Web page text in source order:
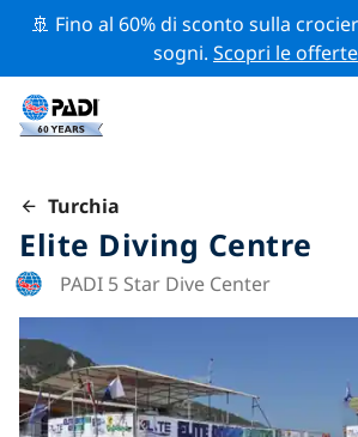
🚢 Fino al 60% di sconto sulla
sogni.Scopri le offerte
Turchia
Elite Diving Centre
PADI 5 Star Dive Center